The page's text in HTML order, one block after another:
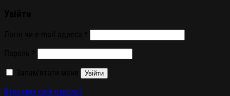
Увійти
Втратили свій пароль?